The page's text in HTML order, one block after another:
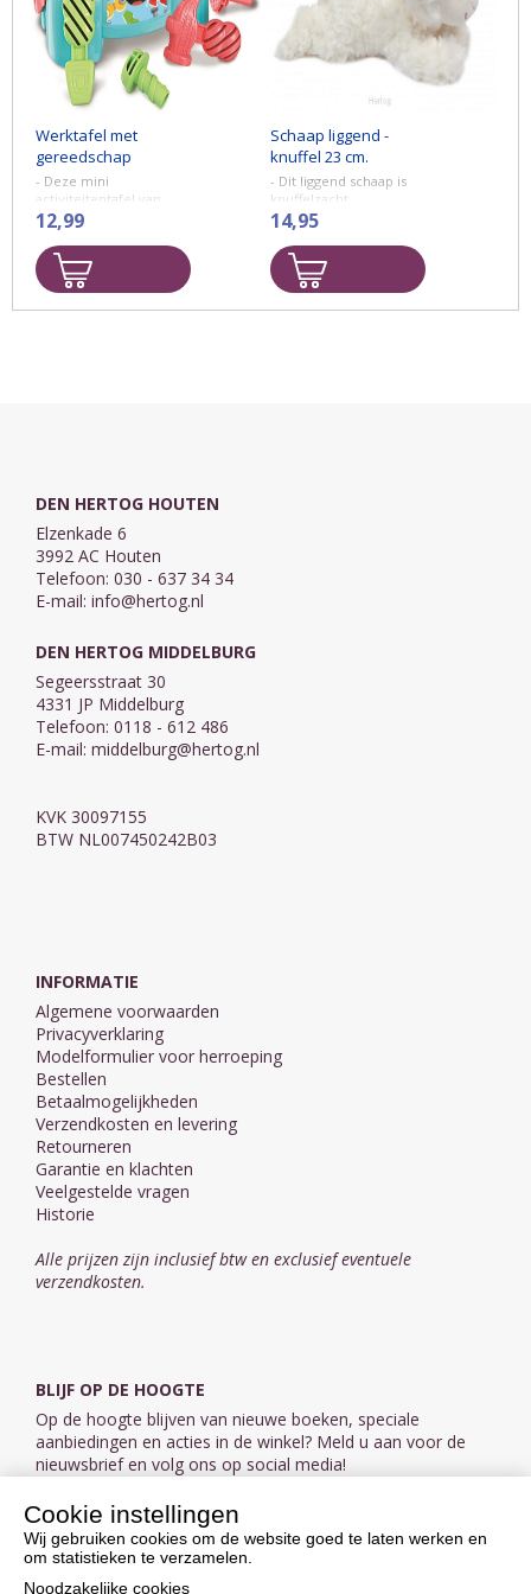
Werktafel met
gereedschap
- Deze mini
activiteitentafel van
Clementoni is speciaal
ontwikkeld voor
kinderen die houden
van timmeren. Pak een
van de spijkers, vind het
juiste gat en ...
12,99
Schaap liggend -
knuffel 23 cm.
- Dit liggend schaap is
knuffelzacht.
Ongeveer 23 cm.
Alleen handwas.
14,95
DEN HERTOG HOUTEN
Elzenkade 6
3992 AC Houten
Telefoon: 030 - 637 34 34
E-mail: info@hertog.nl
DEN HERTOG MIDDELBURG
Segeersstraat 30
4331 JP Middelburg
Telefoon: 0118 - 612 486
E-mail: middelburg@hertog.nl
KVK 30097155
BTW NL007450242B03
INFORMATIE
Algemene voorwaarden
Privacyverklaring
Modelformulier voor herroeping
Bestellen
Betaalmogelijkheden
Verzendkosten en levering
Retourneren
Garantie en klachten
Veelgestelde vragen
Historie
Alle prijzen zijn inclusief btw en exclusief eventuele
verzendkosten.
BLIJF OP DE HOOGTE
Op de hoogte blijven van nieuwe boeken, speciale
aanbiedingen en acties in de winkel? Meld u aan voor de
nieuwsbrief en volg ons op social media!
Aanmelden nieuwsbrief
VOLG ONS OP SOCIAL MEDIA
Cookie instellingen
Wij gebruiken cookies om de website goed te laten werken en
om statistieken te verzamelen.
Noodzakelijke cookies